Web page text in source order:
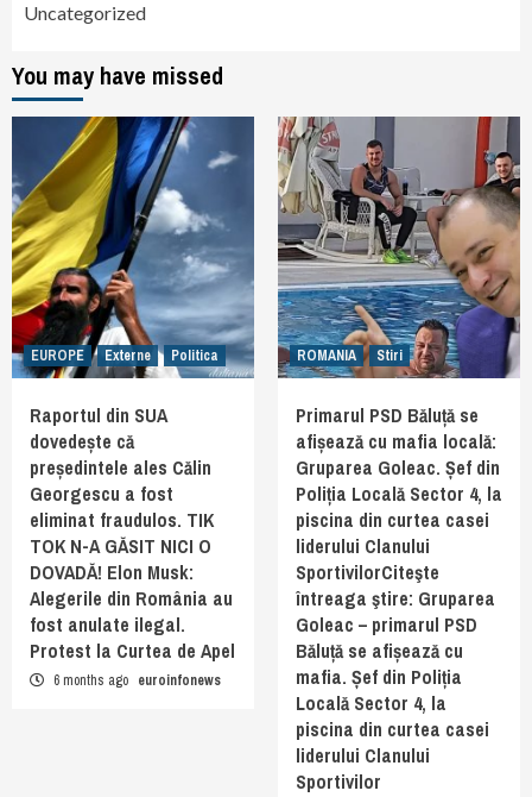
Uncategorized
You may have missed
EUROPE Externe Politica
Raportul din SUA
dovedește că
președintele ales Călin
Georgescu a fost
eliminat fraudulos. TIK
TOK N-A GĂSIT NICI O
DOVADĂ! Elon Musk:
Alegerile din România au
fost anulate ilegal.
Protest la Curtea de Apel
6 months ago euroinfonews
ROMANIA Stiri
Primarul PSD Băluță se
afișează cu mafia locală:
Gruparea Goleac. Șef din
Poliția Locală Sector 4, la
piscina din curtea casei
liderului Clanului
SportivilorCiteşte
întreaga ştire: Gruparea
Goleac – primarul PSD
Băluță se afișează cu
mafia. Șef din Poliția
Locală Sector 4, la
piscina din curtea casei
liderului Clanului
Sportivilor